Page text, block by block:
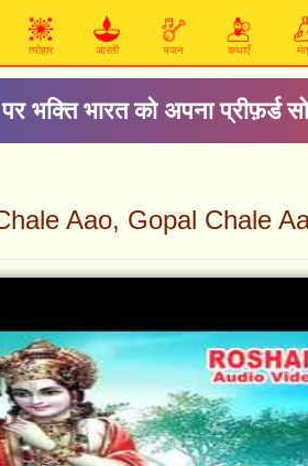
त्योहार आरती भजन कथाएँ
भक्ति भारत को अपना प्रीफ़र्ड
Aao, Gopal Chale